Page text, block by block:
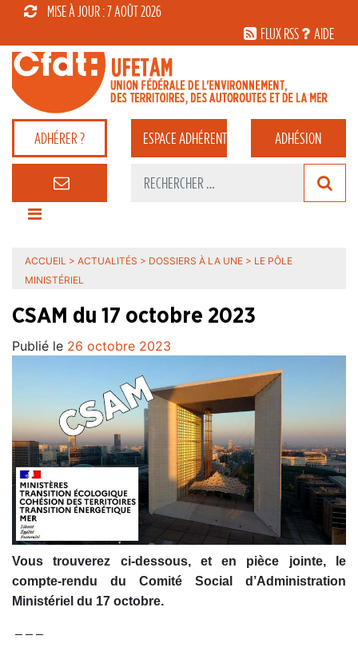
MISE À JOUR : 7 AOÛT 2026
FLUX RSS
AIDE
ADHÉRER ? ESPACEADHÉRENT ADHÉSION
ACCUEIL > ACTUALITÉS > DOSSIERS À LA UNE > LE PÔLE
MINISTÉRIEL
CSAM du 17 octobre 2023
Publié le 26 octobre 2023
Vous trouverez ci-dessous, et en pièce jointe, le
compte-rendu du Comité Social d’Administration
Ministériel du 17 octobre.
– – –